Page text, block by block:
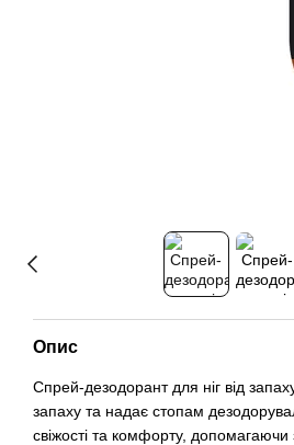
Опис
Спрей-дезодорант для ніг від
запаху та надає стопам
свіжості та комфорту,